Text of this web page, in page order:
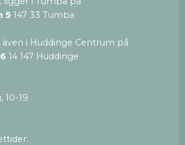
5 147 33 Tumba
även i Huddinge Centrum på
14 147 Huddinge
10-19